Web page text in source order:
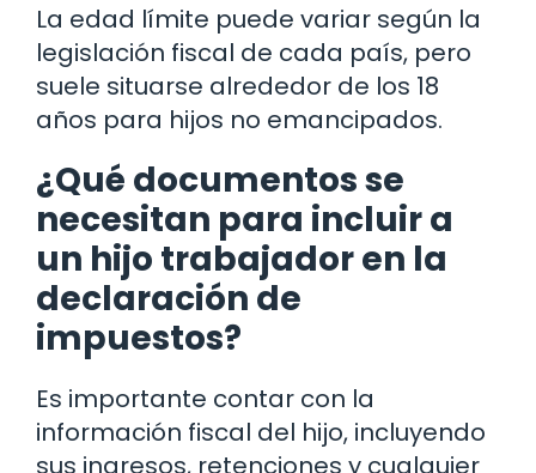
La edad límite puede variar según la
legislación fiscal de cada país, pero
suele situarse alrededor de los 18
años para hijos no emancipados.
¿Qué documentos se
necesitan para incluir a
un hijo trabajador en la
declaración de
impuestos?
Es importante contar con la
información fiscal del hijo, incluyendo
sus ingresos, retenciones y cualquier